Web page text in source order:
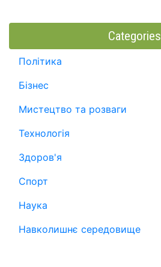
Categories
Політика
Бізнес
Мистецтво та розваги
Технологія
Здоров'я
Спорт
Наука
Навколишнє середовище